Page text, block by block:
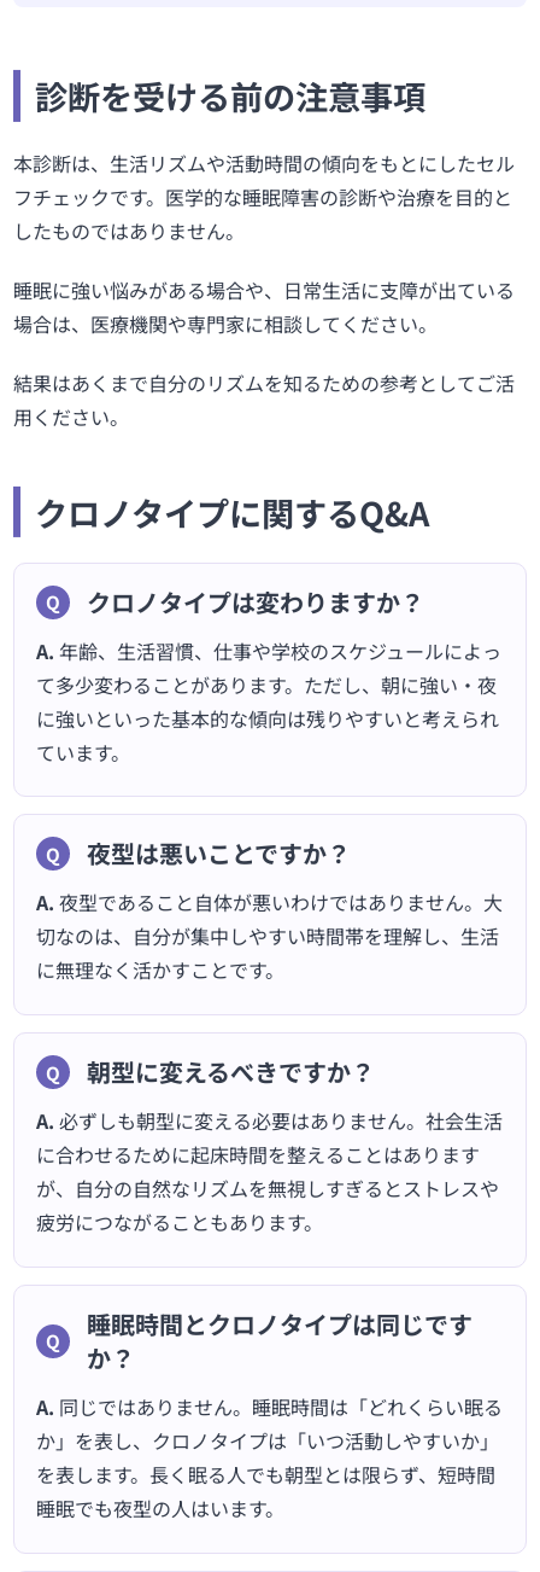
診断を受ける前の注意事項
本診断は、生活リズムや活動時間の傾向をもとにしたセル
フチェックです。医学的な睡眠障害の診断や治療を目的と
したものではありません。
睡眠に強い悩みがある場合や、日常生活に支障が出ている
場合は、医療機関や専門家に相談してください。
結果はあくまで自分のリズムを知るための参考としてご活
用ください。
クロノタイプに関するQ&A
クロノタイプは変わりますか？
A.年齢、生活習慣、仕事や学校のスケジュールによっ
て多少変わることがあります。ただし、朝に強い・夜
に強いといった基本的な傾向は残りやすいと考えられ
ています。
夜型は悪いことですか？
A.夜型であること自体が悪いわけではありません。大
切なのは、自分が集中しやすい時間帯を理解し、生活
に無理なく活かすことです。
朝型に変えるべきですか？
A.必ずしも朝型に変える必要はありません。社会生活
に合わせるために起床時間を整えることはあります
が、自分の自然なリズムを無視しすぎるとストレスや
疲労につながることもあります。
睡眠時間とクロノタイプは同じです
か？
A. 同じではありません。睡眠時間は「どれくらい眠る
か」を表し、クロノタイプは「いつ活動しやすいか」
を表します。長く眠る人でも朝型とは限らず、短時間
睡眠でも夜型の人はいます。